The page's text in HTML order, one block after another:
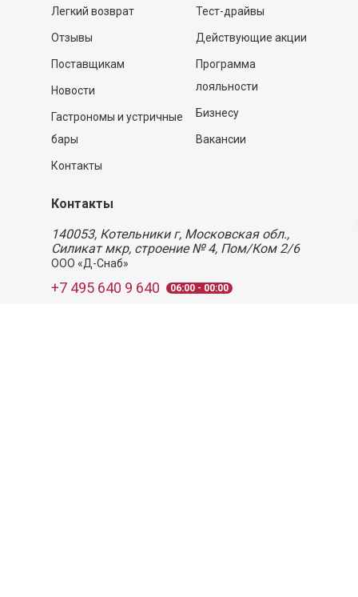
Легкий возврат
Отзывы
Поставщикам
Новости
Гастрономы и устричные
бары
Контакты
Тест-драйвы
Действующие акции
Программа
лояльности
Бизнесу
Вакансии
Контакты
140053, Котельники г, Московская обл.,
Силикат мкр, строение № 4, Пом/Ком 2/6
ООО «Д-Снаб»
+7 495 640 9 640 06:00 - 00:00